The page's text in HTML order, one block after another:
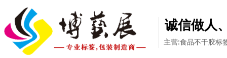
主营:食品不干胶标
诚信做人